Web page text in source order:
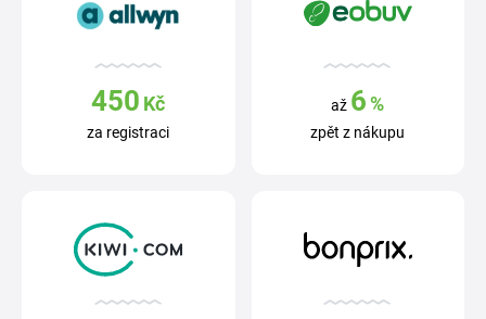
450 Kč
za registraci
až 6 %
zpět z nákupu